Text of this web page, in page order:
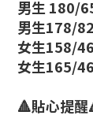
男生 180/
男生178/
女生158/
女生165/
🔺貼心提醒